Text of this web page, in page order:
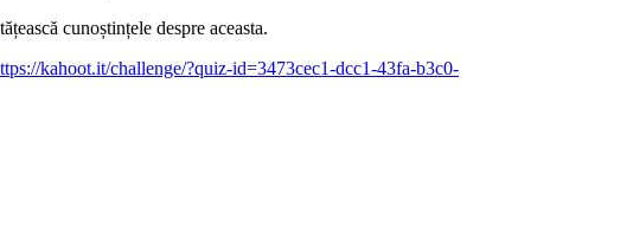
cunoștințele despre aceasta.
kahoot.it/challenge/?quiz-id=3473cec1-dcc1-43fa-b3c0-